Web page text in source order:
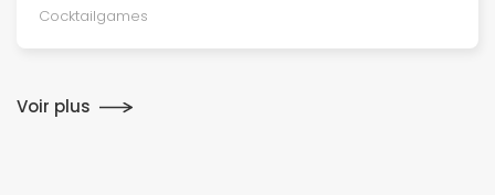
Cocktailgames
Voir plus